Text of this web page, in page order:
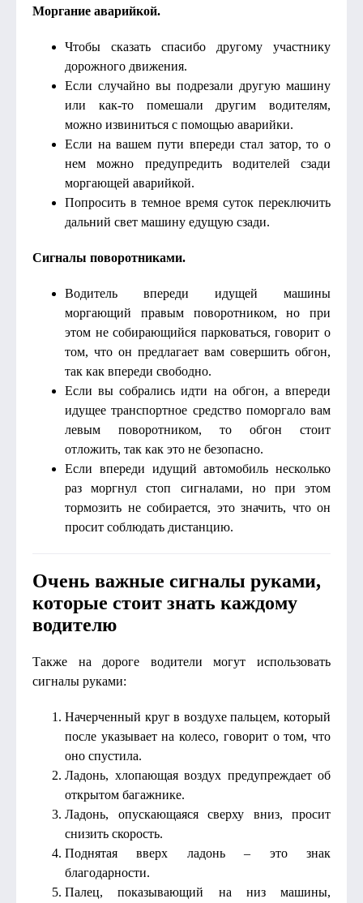
Моргание аварийкой.
Чтобы сказать спасибо другому участнику
дорожного движения.
Если случайно вы подрезали другую машину
или как-то помешали другим водителям,
можно извиниться с помощью аварийки.
Если на вашем пути впереди стал затор, то о
нем можно предупредить водителей сзади
моргающей аварийкой.
Попросить в темное время суток переключить
дальний свет машину едущую сзади.
Сигналы поворотниками.
Водитель впереди идущей машины
моргающий правым поворотником, но при
этом не собирающийся парковаться, говорит о
том, что он предлагает вам совершить обгон,
так как впереди свободно.
Если вы собрались идти на обгон, а впереди
идущее транспортное средство поморгало вам
левым поворотником, то обгон стоит
отложить, так как это не безопасно.
Если впереди идущий автомобиль несколько
раз моргнул стоп сигналами, но при этом
тормозить не собирается, это значить, что он
просит соблюдать дистанцию.
Очень важные сигналы руками,
которые стоит знать каждому
водителю
Также на дороге водители могут использовать
сигналы руками:
Начерченный круг в воздухе пальцем, который
после указывает на колесо, говорит о том, что
оно спустила.
Ладонь, хлопающая воздух предупреждает об
открытом багажнике.
Ладонь, опускающаяся сверху вниз, просит
снизить скорость.
Поднятая вверх ладонь – это знак
благодарности.
Палец, показывающий на низ машины,